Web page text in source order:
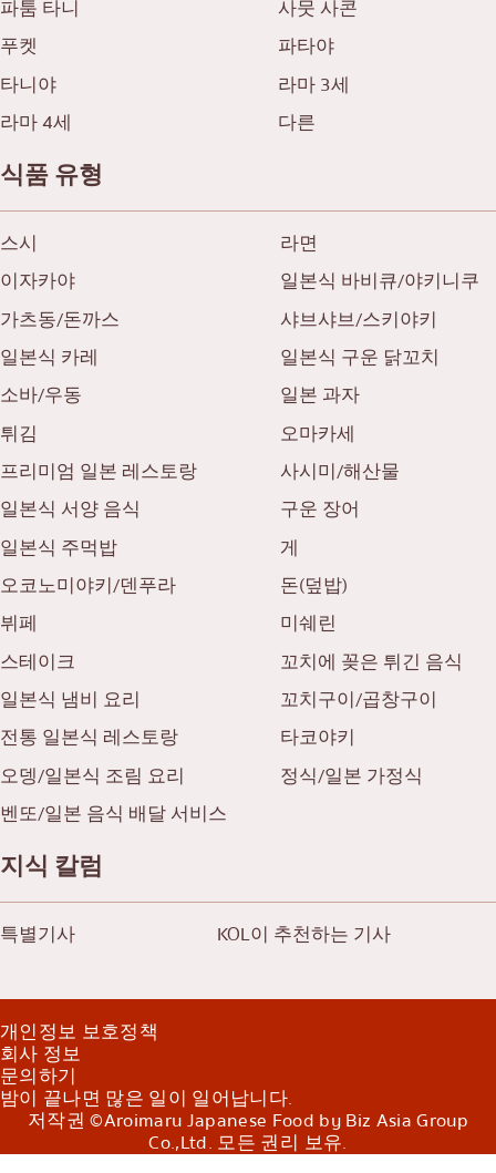
파툼 타니
사뭇 사콘
푸켓
파타야
타니야
라마 3세
라마 4세
다른
식품 유형
스시
라면
이자카야
일본식 바비큐/야키니쿠
가츠동/돈까스
샤브샤브/스키야키
일본식 카레
일본식 구운 닭꼬치
소바/우동
일본 과자
튀김
오마카세
프리미엄 일본 레스토랑
사시미/해산물
일본식 서양 음식
구운 장어
일본식 주먹밥
게
오코노미야키/덴푸라
돈(덮밥)
뷔페
미쉐린
스테이크
꼬치에 꽂은 튀긴 음식
일본식 냄비 요리
꼬치구이/곱창구이
전통 일본식 레스토랑
타코야키
오뎅/일본식 조림 요리
정식/일본 가정식
벤또/일본 음식 배달 서비스
지식 칼럼
특별기사 KOL이 추천하는 기사
개인정보 보호정책
회사 정보
문의하기
밤이 끝나면 많은 일이 일어납니다.
저작권 ©Aroimaru Japanese Food by Biz Asia Group
Co.,Ltd. 모든 권리 보유.